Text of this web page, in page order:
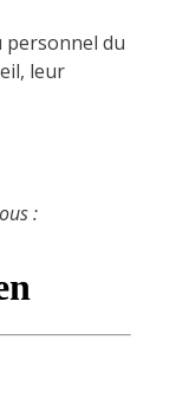
personnel du
leur
: